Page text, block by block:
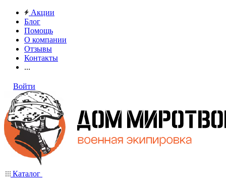
Акции
Блог
Помощь
О компании
Отзывы
Контакты
...
Войти
Каталог